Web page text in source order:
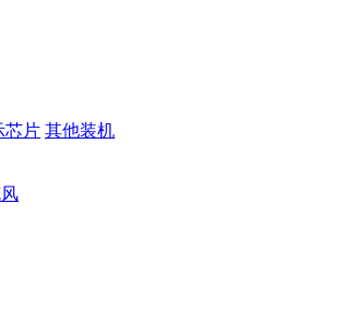
芯片 其他装机